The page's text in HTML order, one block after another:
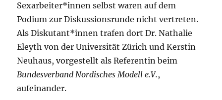
Sexarbeiter*innen selbst waren auf dem
Podium zur Diskussionsrunde nicht vertreten.
Als Diskutant*innen trafen dort Dr. Nathalie
Eleyth von der Universität Zürich und Kerstin
Neuhaus, vorgestellt als Referentin beim
Bundesverband Nordisches Modell e.V.,
aufeinander.